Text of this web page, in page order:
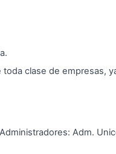
clase de empresas,
Adm.